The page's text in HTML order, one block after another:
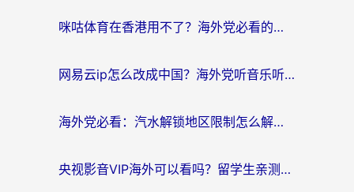
咪咕体育在香港用不了？海外党必看的回国加速器选择指南（附3个真实场景解决方案）
网易云ip怎么改成中国？海外党听音乐听书的无痛解决方案
海外党必看：汽水解锁地区限制怎么解除？3招解决国内影音&生活服务难题
央视影音VIP海外可以看吗？留学生亲测有效的回国加速器选择指南